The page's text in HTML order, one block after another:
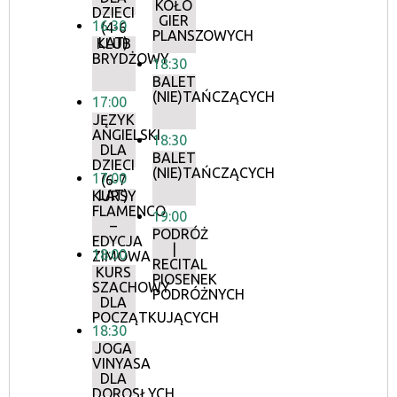
DZIECI
(4-6
LAT)
16:30
KLUB
BRYDŻOWY
17:00
JĘZYK
ANGIELSKI
DLA
DZIECI
(6-7
LAT)
17:00
KURSY
FLAMENCO
–
EDYCJA
ZIMOWA
18:00
KURS
SZACHOWY
DLA
POCZĄTKUJĄCYCH
18:30
JOGA
VINYASA
DLA
DOROSŁYCH
KOŁO
GIER
PLANSZOWYCH
18:30
BALET
(NIE)TAŃCZĄCYCH
18:30
BALET
(NIE)TAŃCZĄCYCH
19:00
PODRÓŻ
RECITAL
PIOSENEK
PODRÓŻNYCH